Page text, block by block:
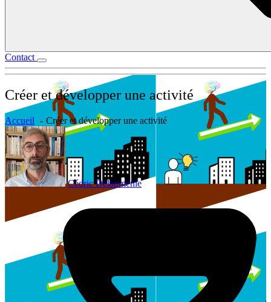
Contact
Créer et développer une activité
Accueil Créer et développer une activité
Cédric Delaumenie